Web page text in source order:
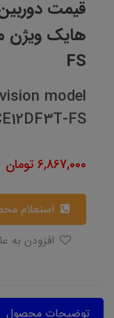
قیمت
FS
model
FS
6,867,000 تومان
توضیحات محصول